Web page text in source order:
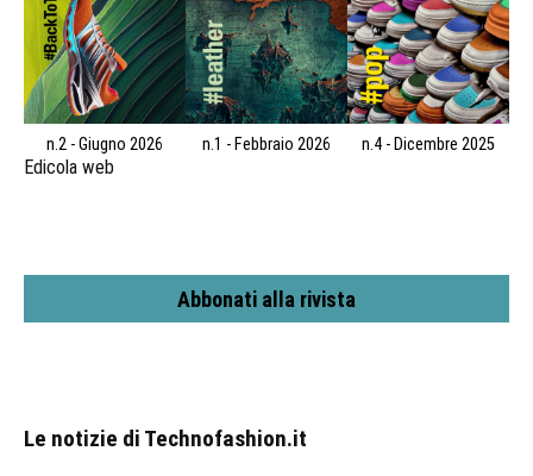
n.2 - Giugno 2026 n.1 - Febbraio 2026 n.4 - Dicembre 2025
Edicola web
Abbonati alla rivista
Le notizie di Technofashion.it